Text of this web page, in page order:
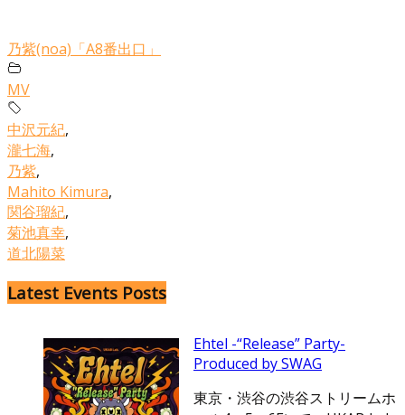
乃紫(noa)「A8番出口」
MV
中沢元紀,
瀧七海,
乃紫,
Mahito Kimura,
関谷瑠紀,
菊池真幸,
道北陽菜
Latest Events Posts
Ehtel -“Release” Party-
Produced by SWAG
東京・渋谷の渋谷ストリームホ